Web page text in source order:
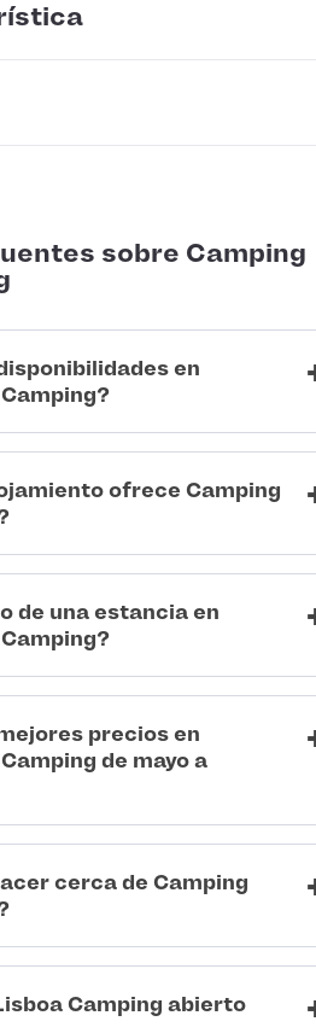
sobre Camping
en
ofrece Camping
de una estancia en
precios en
de mayo a
cerca de Camping
Camping abierto